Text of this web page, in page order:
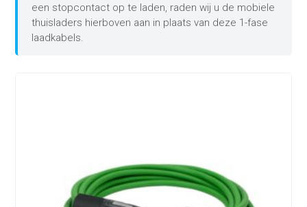
een stopcontact op te laden, raden wij u de mobiele
thuisladers hierboven aan in plaats van deze 1-fase
laadkabels.